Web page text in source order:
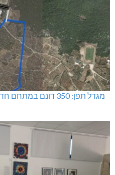
מגדל תפן: 350 דונם במתחם חדש